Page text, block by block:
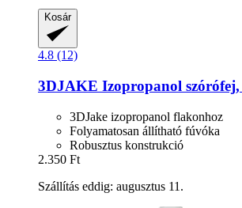
Kosár
4.8 (12)
3DJAKE Izopropanol
3DJake izopropanol flakonhoz
Folyamatosan állítható fúvóka
Robusztus konstrukció
2.350 Ft
Szállítás eddig: augusztus 11.